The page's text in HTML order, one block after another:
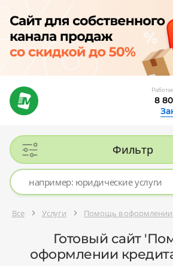
8
Фильтр
Все Услуги Помощь в оформлении
Готовый сайт
оформлении